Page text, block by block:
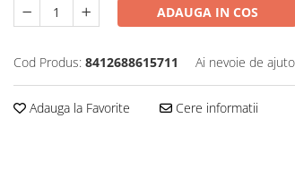
ADAUGA IN COS
Cod Produs: 8412688615711 Ai nevoie de
Adauga la Favorite Cere informatii